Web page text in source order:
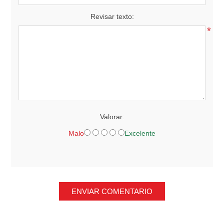
Revisar texto:
*
Valorar:
Malo Excelente
ENVIAR COMENTARIO